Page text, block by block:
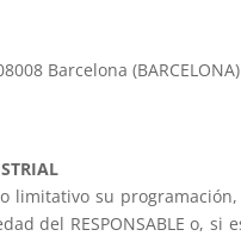
Barcelona (BARCELONA)
su
del RESPONSABLE o,